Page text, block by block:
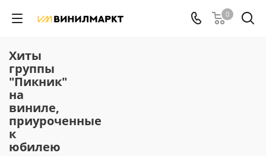
0
Хиты
группы
"Пикник"
на
виниле,
приуроченные
к
юбилею